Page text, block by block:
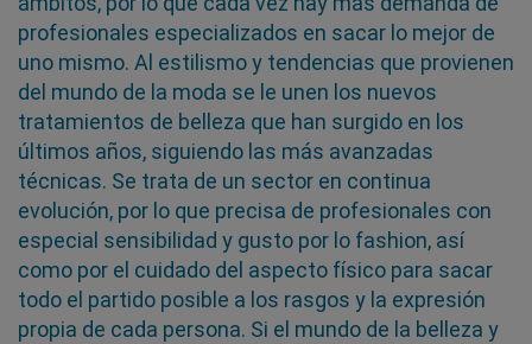
profesionales especializados en sacar lo mejor de
uno mismo. Al estilismo y tendencias que provienen
del mundo de la moda se le unen los nuevos
tratamientos de belleza que han surgido en los
últimos años, siguiendo las más avanzadas
técnicas. Se trata de un sector en continua
evolución, por lo que precisa de profesionales con
especial sensibilidad y gusto por lo fashion, así
como por el cuidado del aspecto físico para sacar
todo el partido posible a los rasgos y la expresión
propia de cada persona. Si el mundo de la belleza y